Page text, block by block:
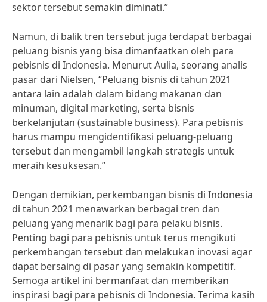
sektor tersebut semakin diminati.”
Namun, di balik tren tersebut juga terdapat berbagai
peluang bisnis yang bisa dimanfaatkan oleh para
pebisnis di Indonesia. Menurut Aulia, seorang analis
pasar dari Nielsen, “Peluang bisnis di tahun 2021
antara lain adalah dalam bidang makanan dan
minuman, digital marketing, serta bisnis
berkelanjutan (sustainable business). Para pebisnis
harus mampu mengidentifikasi peluang-peluang
tersebut dan mengambil langkah strategis untuk
meraih kesuksesan.”
Dengan demikian, perkembangan bisnis di Indonesia
di tahun 2021 menawarkan berbagai tren dan
peluang yang menarik bagi para pelaku bisnis.
Penting bagi para pebisnis untuk terus mengikuti
perkembangan tersebut dan melakukan inovasi agar
dapat bersaing di pasar yang semakin kompetitif.
Semoga artikel ini bermanfaat dan memberikan
inspirasi bagi para pebisnis di Indonesia. Terima kasih